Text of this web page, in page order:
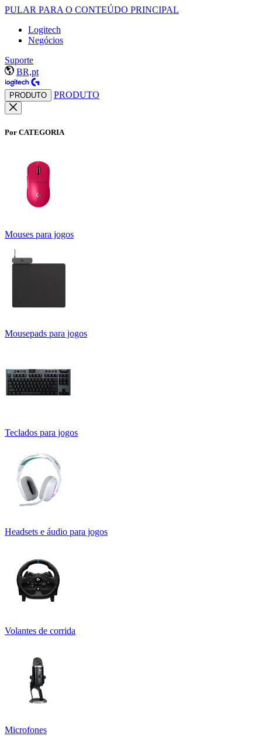
PULAR PARA O CONTEÚDO PRINCIPAL
Logitech
Negócios
Suporte
BR,pt
PRODUTO PRODUTO
Por CATEGORIA
Mouses para jogos
Mousepads para jogos
Teclados para jogos
Headsets e áudio para jogos
Volantes de corrida
Microfones